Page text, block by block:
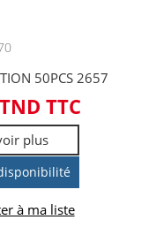
50PCS 2657
TTC
plus
à ma liste